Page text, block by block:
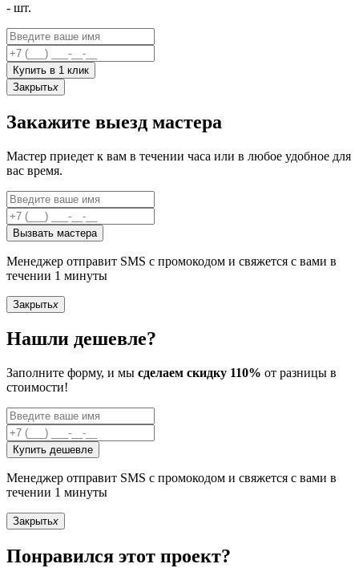
- шт.
Купить в 1 клик
Закрытьx
Закажите выезд мастера
Мастер приедет к вам в течении часа или в любое удобное для
вас время.
Вызвать мастера
Менеджер отправит SMS с промокодом и свяжется с вами в
течении 1 минуты
Закрытьx
Нашли дешевле?
Заполните форму, и мы сделаем скидку 110% от разницы в
стоимости!
Купить дешевле
Менеджер отправит SMS с промокодом и свяжется с вами в
течении 1 минуты
Закрытьx
Понравился этот проект?